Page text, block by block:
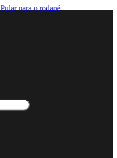
Pular para o rodapé